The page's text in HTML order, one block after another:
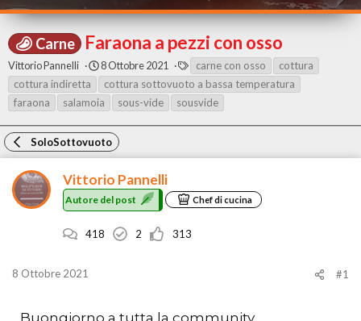
Carne Faraona a pezzi con osso
A
u
t
e
e
p
Vittorio Pannelli
D
a
t
a
i
i
n
z
i
o
8 Ottobre 2021
A
G
carne con osso
cottura
cottura indiretta
cottura sottovuoto a bassa temperatura
faraona
salamoia sous-vide sousvide
SoloSottovuoto
Vittorio Pannelli
Autore del post Chef di cucina
418 2 313
8 Ottobre 2021 #1
Buongiorno a tutta la community